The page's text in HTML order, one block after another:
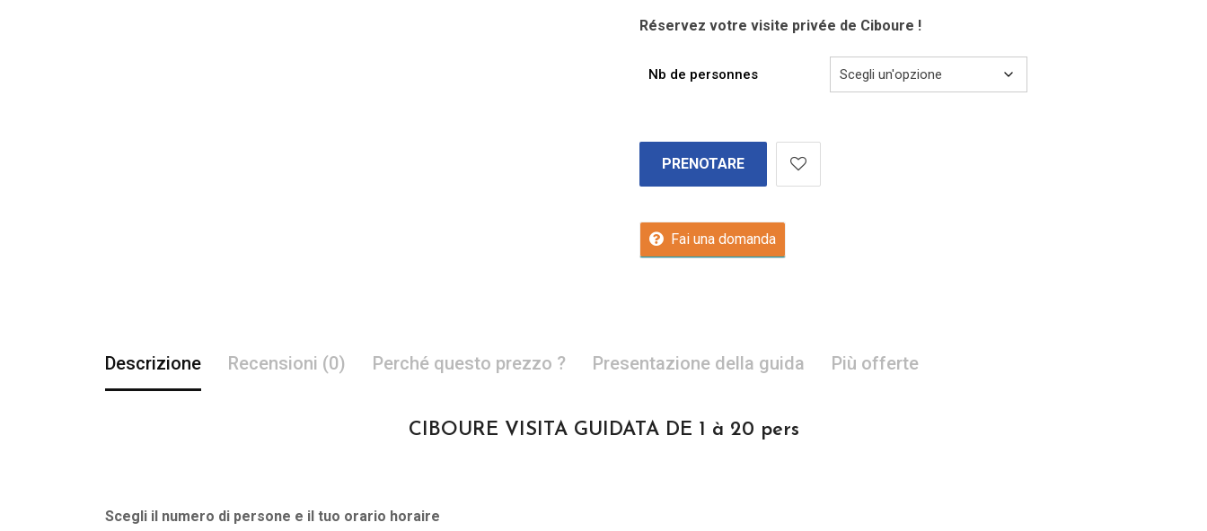
Réservez votre visite privée de Ciboure !
Nb de personnes
PRENOTARE
Fai una domanda
Descrizione Recensioni (0) Perché questo prezzo ? Presentazione della guida Più offerte
CIBOURE VISITA GUIDATA DE 1 à 20 pers
Scegli il numero di persone e il tuo orario horaire